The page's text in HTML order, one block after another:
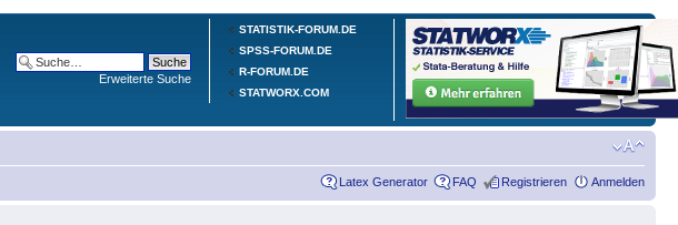
STATISTIK-FORUM.DE
SPSS-FORUM.DE
R-FORUM.DE
STATWORX.COM
Erweiterte Suche
Latex Generator FAQ Registrieren Anmelden